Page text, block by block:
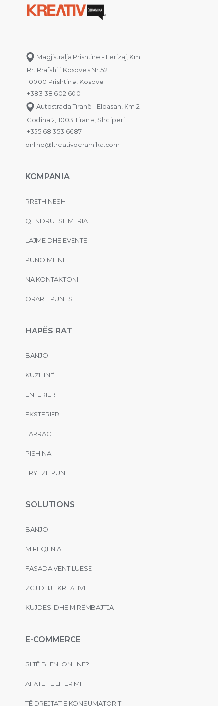
Magjistralja Prishtinë - Ferizaj, Km 1
Rr. Rrafshi i Kosovës Nr.52
10000 Prishtinë, Kosovë
+383 38 602 600
Autostrada Tiranë - Elbasan, Km 2
Godina 2, 1003 Tiranë, Shqipëri
+355 68 353 6687
online@kreativqeramika.com
KOMPANIA
RRETH NESH
QËNDRUESHMËRIA
LAJME DHE EVENTE
PUNO ME NE
NA KONTAKTONI
ORARI I PUNËS
HAPËSIRAT
BANJO
KUZHINË
ENTERIER
EKSTERIER
TARRACË
PISHINA
TRYEZË PUNE
SOLUTIONS
BANJO
MIRËQENIA
FASADA VENTILUESE
ZGJIDHJE KREATIVE
KUJDESI DHE MIRËMBAJTJA
E-COMMERCE
SI TË BLENI ONLINE?
AFATET E LIFERIMIT
TË DREJTAT E KONSUMATORIT